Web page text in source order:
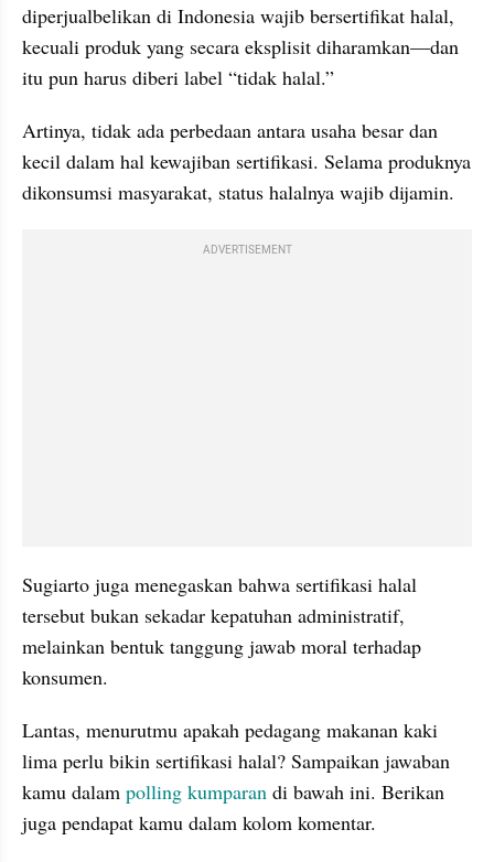
diperjualbelikan di Indonesia wajib bersertifikat halal,
kecuali produk yang secara eksplisit diharamkan—dan
itu pun harus diberi label “tidak halal.”
Artinya, tidak ada perbedaan antara usaha besar dan
kecil dalam hal kewajiban sertifikasi. Selama produknya
dikonsumsi masyarakat, status halalnya wajib dijamin.
ADVERTISEMENT
Sugiarto juga menegaskan bahwa sertifikasi halal
tersebut bukan sekadar kepatuhan administratif,
melainkan bentuk tanggung jawab moral terhadap
konsumen.
Lantas, menurutmu apakah pedagang makanan kaki
lima perlu bikin sertifikasi halal? Sampaikan jawaban
kamu dalam polling kumparan di bawah ini. Berikan
juga pendapat kamu dalam kolom komentar.